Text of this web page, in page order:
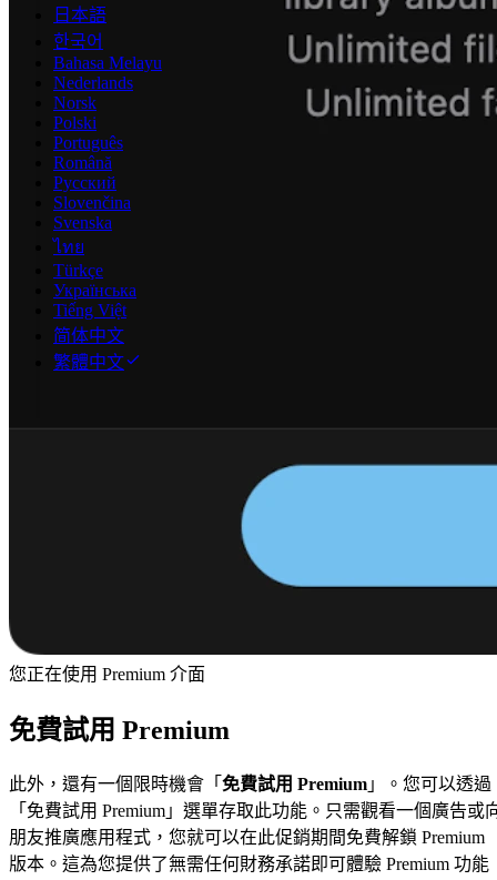
日本語
한국어
Bahasa Melayu
Nederlands
Norsk
Polski
Português
Română
Русский
Slovenčina
Svenska
ไทย
Türkçe
Українська
Tiếng Việt
简体中文
繁體中文
您正在使用 Premium 介面
免費試用 Premium
此外，還有一個限時機會「 免費試用 Premium 」。您可以透過
「免費試用 Premium」選單存取此功能。只需觀看一個廣告或
朋友推廣應用程式，您就可以在此促銷期間免費解鎖 Premium
版本。這為您提供了無需任何財務承諾即可體驗 Premium 功能